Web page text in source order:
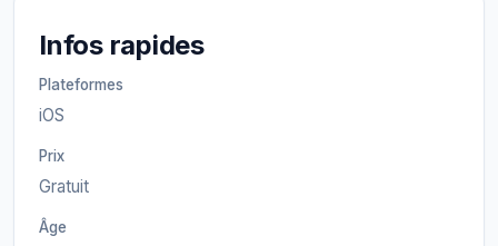
Infos rapides
Plateformes
iOS
Prix
Gratuit
Âge